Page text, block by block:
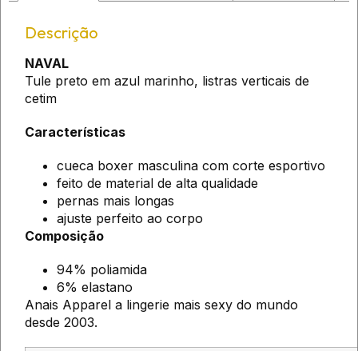
Descrição
NAVAL
Tule preto em azul marinho, listras verticais de
cetim
Características
cueca boxer masculina com corte esportivo
feito de material de alta qualidade
pernas mais longas
ajuste perfeito ao corpo
Composição
94% poliamida
6% elastano
Anais Apparel a lingerie mais sexy do mundo
desde 2003.